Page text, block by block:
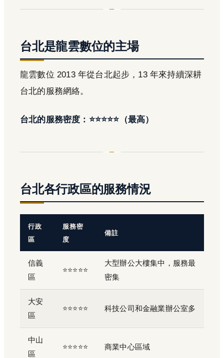
台北是龍雲數位的主場
龍雲數位 2013 年從台北起步，13 年來持續深耕
台北的服務網絡。
台北的服務密度：⭐⭐⭐⭐⭐（最高）
台北各行政區的服務情況
行政
區
服務密
度
備註
信義
區
⭐⭐⭐⭐⭐
大型辦公大樓集中，服務最
密集
大安
區
⭐⭐⭐⭐⭐ 科技公司和金融業辦公室多
中山
區
⭐⭐⭐⭐⭐ 商業中心區域